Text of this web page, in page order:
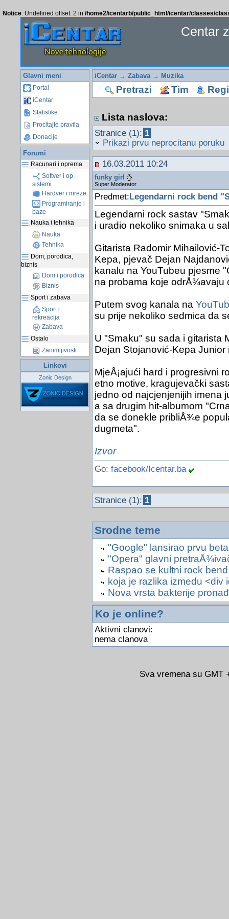
Notice: Undefined offset: 2 in /home2/icentarb/public_html/icentar/classes/
Centar
Glavni meni
Portal
iCentar
Statistike
Procitajte pravila
Donacije
Forumi
Racunari i oprema
Softver i op.
sistemi
Hardver i mreze
Programiranje i
baze
Nauka i tehnika
Nauka
Tehnika
Dom, porodica,
biznis
Dom i porodica
Biznis
Sport i zabava
Sport i
rekreacija
Zabava
Ostalo
Zanimljivosti
Linkovi
Zonic Design
iCentar→ Zabava→ Muzika
Pretrazi Tim
Lista naslova:
Stranice (1): 1
Prikazi prvu neprocitanu poruku
16.03.2011 10:24
funky girl
Super Moderator
Predmet: Legendarni rock bend
Legendarni rock sastav
i uradio nekoliko snimaka u
Gitarista Radomir Mihailović-
Kepa, pjevač Dejan
kanalu na YouTubeu pjesme
na probama koje odrÅ¾avaju
Putem svog kanala na
su prije nekoliko sedmica da
U "Smaku" su sada i gitarista
Dejan Stojanović-Kepa Junior
MjeÅ¡ajući hard i progresivni
etno motive, kragujevački
jedno od najcjenjenijih imena
a sa drugim hit-albumom
da se donekle pribliÅ¾e
dugmeta".
Izvor
Go: facebook/Icentar.ba
Stranice (1): 1
Srodne teme
"Google" lansirao prvu
"Opera" glavni
Raspao se kultni rock
koja je razlika izmedu <div
Nova vrsta bakterije
Ko je online?
Aktivni clanovi:
nema clanova
Sva vremena su GMT